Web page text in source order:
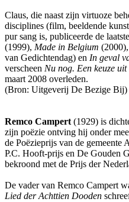
Claus, die naast zijn virtuoze
disciplines (film, beeldende
pur sang is, publiceerde de
(1999), Made in Belgium (2000),
van Gedichtendag) en In geval
verscheen Nu nog. Een keuze
maart 2008 overleden.
(Bron: Uitgeverij De Bezige Bij)
Remco Campert (1929) is
zijn poëzie ontving hij onder
de Poëzieprijs van de gemeente
P.C. Hooft-prijs en De Gouden
bekroond met de Prijs der
De vader van Remco Campert
Lied der Achttien Dooden